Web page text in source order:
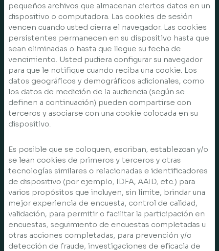
pequeños archivos que almacenan ciertos datos en un
dispositivo o computadora. Las cookies de sesión
vencen cuando usted cierra el navegador. Las cookies
persistentes permanecen en su dispositivo hasta que
sean eliminadas o hasta que llegue su fecha de
vencimiento. Usted pudiera configurar su navegador
para que le notifique cuando reciba una cookie. Los
datos geográficos y demográficos adicionales, como
los datos de medición de la audiencia (según se
definen a continuación) pueden compartirse con
terceros y asociarse con una cookie colocada en su
dispositivo.
Es posible que se coloquen, escriban, establezcan y/o
se lean cookies de primeros y terceros y otras
tecnologías similares o relacionadas e identificadores
de dispositivo (por ejemplo, IDFA, AAID, etc.) para
varios propósitos que incluyen, sin límite, brindar una
mejor experiencia de encuesta, control de calidad,
validación, para permitir o facilitar la participación en
encuestas, seguimiento de encuestas completadas u
otras acciones completadas, para prevención y/o
detección de fraude, investigaciones de eficacia de